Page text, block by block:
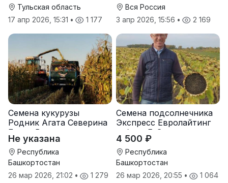
Тульская область
17 апр 2026, 15:31 • 1 177
Вся Россия
3 апр 2026, 15:56 • 2 169
Семена кукурузы
Родник Агата Северина
Берта Вилора
Прохладненский Дарина
Росс Машук Катерина
Не указана
Республика
Башкортостан
26 мар 2026, 21:02 • 1 279
Семена подсолнечника
Экспресс Евролайтинг
гибрид F-G+
4 500 ₽
Республика
Башкортостан
26 мар 2026, 20:55 • 1 064